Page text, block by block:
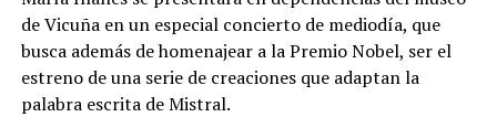
de Vicuña en un especial concierto de mediodía, que
busca además de homenajear a la Premio Nobel, ser el
estreno de una serie de creaciones que adaptan la
palabra escrita de Mistral.